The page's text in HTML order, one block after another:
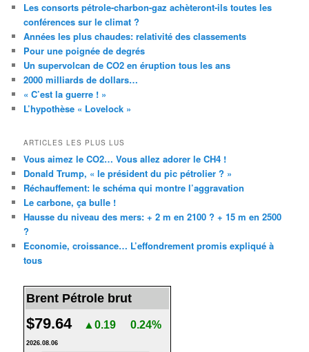
Les consorts pétrole-charbon-gaz achèteront-ils toutes les
conférences sur le climat ?
Années les plus chaudes: relativité des classements
Pour une poignée de degrés
Un supervolcan de CO2 en éruption tous les ans
2000 milliards de dollars…
« C’est la guerre ! »
L’hypothèse « Lovelock »
ARTICLES LES PLUS LUS
Vous aimez le CO2… Vous allez adorer le CH4 !
Donald Trump, « le président du pic pétrolier ? »
Réchauffement: le schéma qui montre l’aggravation
Le carbone, ça bulle !
Hausse du niveau des mers: + 2 m en 2100 ? + 15 m en 2500
?
Economie, croissance… L’effondrement promis expliqué à
tous
Brent Pétrole brut
$79.64 ▲0.19 0.24%
2026.08.06